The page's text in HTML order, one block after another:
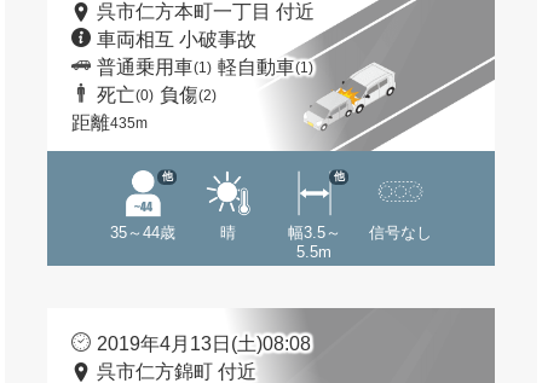
呉市仁方本町一丁目 付近
車両相互 小破事故
普通乗用車(1) 軽自動車(1)
死亡(0) 負傷(2)
距離435m
35～44歳
他
晴
幅3.5～
5.5m
他
信号なし
2019年4月13日(土)08:08
呉市仁方錦町 付近